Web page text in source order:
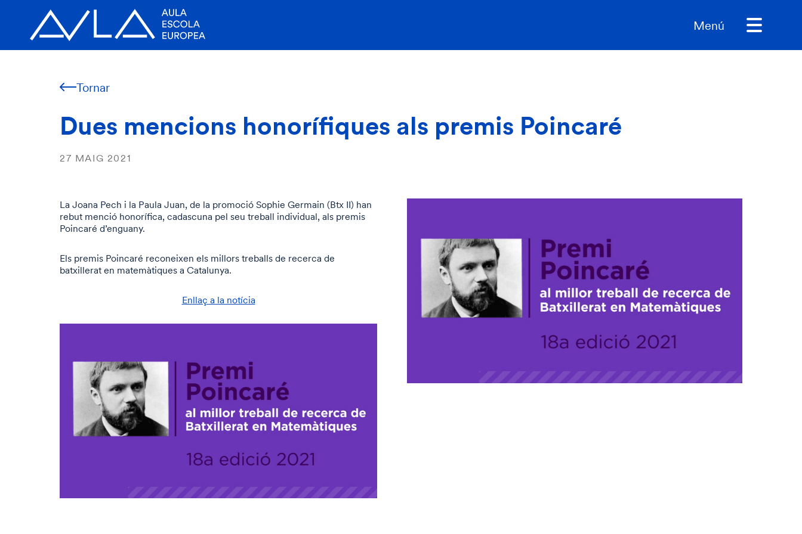
Menú
Tornar
Dues mencions honorífiques als premis Poincaré
27 MAIG 2021
La Joana Pech i la Paula Juan, de la promoció Sophie Germain (Btx II) han
rebut menció honorífica, cadascuna pel seu treball individual, als premis
Poincaré d’enguany.
Els premis Poincaré reconeixen els millors treballs de recerca de
batxillerat en matemàtiques a Catalunya.
Enllaç a la notícia